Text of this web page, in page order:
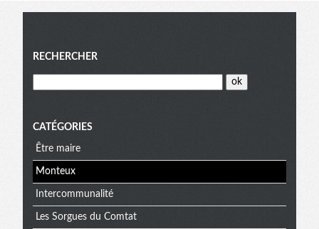
Menu
RECHERCHER
CATÉGORIES
Être maire
Monteux
Intercommunalité
Les Sorgues du Comtat